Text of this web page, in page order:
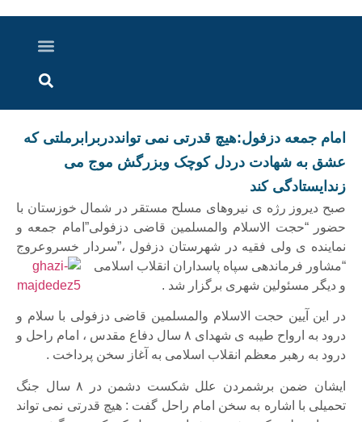
امام جمعه دزفول:هیچ قدرتی نمی توانددربرابرملتی که
عشق به شهادت دردل کوچک وبزرگش موج می
زندایستادگی کند
صبح دیروز رژه ی نیروهای مسلح مستقر در شمال خوزستان با
حضور “حجت الاسلام والمسلمین قاضی دزفولی”امام جمعه و
نماینده ی ولی فقیه در شهرستان دزفول ،”سردار خسروعروج
“مشاور فرماندهی سپاه پاسداران انقلاب اسلامی
و دیگر مسئولین شهری برگزار شد .
در این آیین حجت الاسلام والمسلمین قاضی دزفولی با سلام و
درود به ارواح طیبه ی شهدای ۸ سال دفاع مقدس ، امام راحل و
درود به رهبر معظم انقلاب اسلامی به آغاز سخن پرداخت .
ایشان ضمن برشمردن علل شکست دشمن در ۸ سال جنگ
تحمیلی با اشاره به سخن امام راحل گفت : هیچ قدرتی نمی تواند